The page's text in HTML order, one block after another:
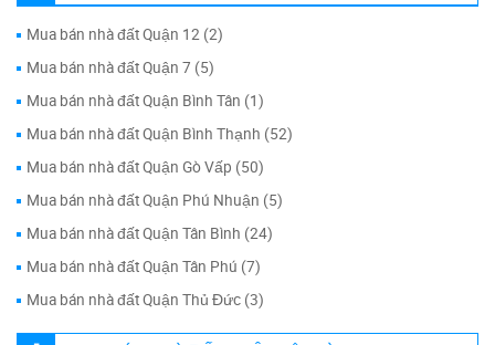
Mua bán nhà đất Quận 12 (2)
Mua bán nhà đất Quận 7 (5)
Mua bán nhà đất Quận Bình Tân (1)
Mua bán nhà đất Quận Bình Thạnh (52)
Mua bán nhà đất Quận Gò Vấp (50)
Mua bán nhà đất Quận Phú Nhuận (5)
Mua bán nhà đất Quận Tân Bình (24)
Mua bán nhà đất Quận Tân Phú (7)
Mua bán nhà đất Quận Thủ Đức (3)